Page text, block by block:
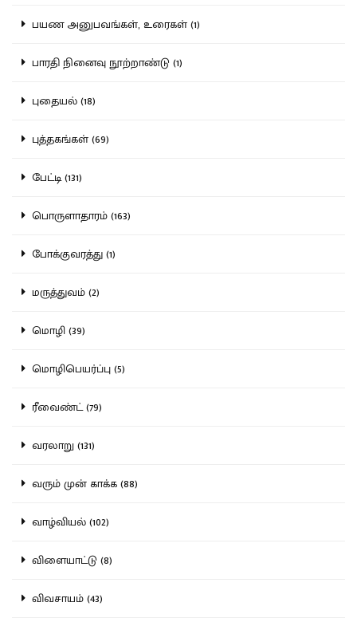
பயண அனுபவங்கள், உரைகள் (1)
பாரதி நினைவு நூற்றாண்டு (1)
புதையல் (18)
புத்தகங்கள் (69)
பேட்டி (131)
பொருளாதாரம் (163)
போக்குவரத்து (1)
மருத்துவம் (2)
மொழி (39)
மொழிபெயர்ப்பு (5)
ரீவைண்ட் (79)
வரலாறு (131)
வரும் முன் காக்க (88)
வாழ்வியல் (102)
விளையாட்டு (8)
விவசாயம் (43)